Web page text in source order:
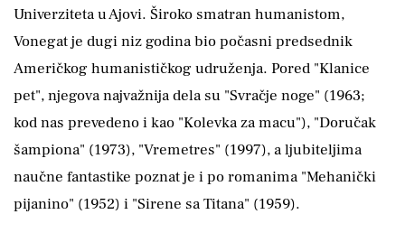
Univerziteta u Ajovi. Široko smatran humanistom,
Vonegat je dugi niz godina bio počasni predsednik
Američkog humanističkog udruženja. Pored "Klanice
pet", njegova najvažnija dela su "Svračje noge" (1963;
kod nas prevedeno i kao "Kolevka za macu"), "Doručak
šampiona" (1973), "Vremetres" (1997), a ljubiteljima
naučne fantastike poznat je i po romanima "Mehanički
pijanino" (1952) i "Sirene sa Titana" (1959).